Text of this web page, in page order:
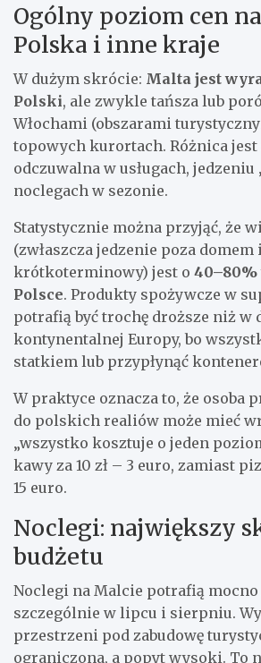
Ogólny poziom cen
Polska i inne kraje
W dużym skrócie: Malta jest
Polski, ale zwykle tańsza lub
Włochami (obszarami
topowych kurortach. Różnica jest
odczuwalna w usługach, jedzeniu
noclegach w sezonie.
Statystycznie można przyjąć, że
(zwłaszcza jedzenie poza
krótkoterminowy) jest o
Polsce. Produkty spożywcze w
potrafią być trochę droższe niż w
kontynentalnej Europy, bo
statkiem lub przypłynąć
W praktyce oznacza to, że osoba
do polskich realiów może mieć
„wszystko kosztuje o jeden
kawy za 10 zł – 3 euro, zamiast
15 euro.
Noclegi: największy
budżetu
Noclegi na Malcie potrafią mocno
szczególnie w lipcu i sierpniu.
przestrzeni pod zabudowę
ograniczona, a popyt wysoki. To